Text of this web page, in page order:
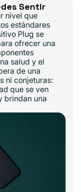
Sentir
nivel que
estándares
Plug se
ofrecer una
salud y el
de una
ni conjeturas:
que se ven
brindan una